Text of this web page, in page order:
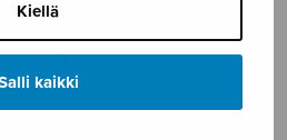
Kiellä
kaikki